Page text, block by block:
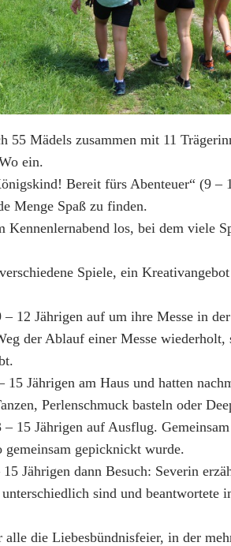
55 Mädels zusammen mit 11
ein.
Bereit fürs Abenteuer“ (9 –
Menge Spaß zu finden.
Kennenlernabend los, bei dem viele
Spiele, ein
12 Jährigen auf um ihre Messe in
der Ablauf einer Messe wiederholt,
15 Jährigen am Haus und hatten
Perlenschmuck basteln oder
15 Jährigen auf Ausflug.
gemeinsam gepicknickt wurde.
Jährigen dann Besuch: Severin
sind und beantwortete
die Liebesbündnisfeier, in der